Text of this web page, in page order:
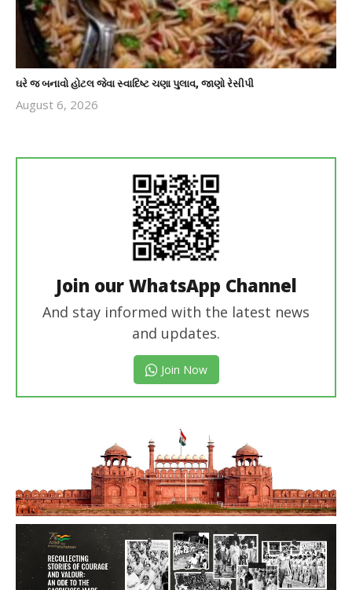
ઘરે જ બનાવો હોટલ જેવા સ્વાદિષ્ટ ચણા પુલાવ, જાણો રેસીપી
August 6, 2026
Join our WhatsApp Channel
And stay informed with the latest news
and updates.
Join Now